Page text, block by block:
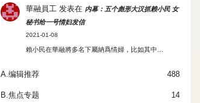
華融員工 发表在 内幕：五个彪形大汉抓赖小民 女
秘书给一号情妇发信
2021-01-08
賴小民在華融將多名下屬納爲情婦，比如其中…
A.编辑推荐 488
B.焦点专题 14